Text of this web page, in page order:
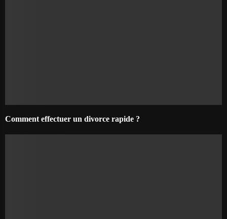
Comment effectuer un divorce rapide ?